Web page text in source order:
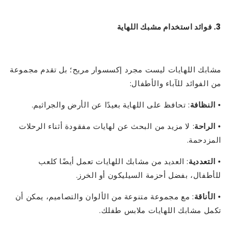
3. فوائد استخدام مشبك اللهاية
مشابك اللهايات ليست مجرد إكسسوار مريح؛ بل تقدم مجموعة
من الفوائد للآباء والأطفال:
النظافة: تحافظ على اللهاية بعيدًا عن الأرض والجراثيم.
الراحة: لا مزيد من البحث عن لهايات مفقودة أثناء الرحلات
المزدحمة.
التعددية: العديد من مشابك اللهايات تعمل أيضًا كلعب
للأطفال، بفضل أحزمة السيليكون أو الخرز.
الأناقة: مع مجموعة متنوعة من الألوان والتصاميم، يمكن أن
تكمل مشابك اللهايات ملابس طفلك.